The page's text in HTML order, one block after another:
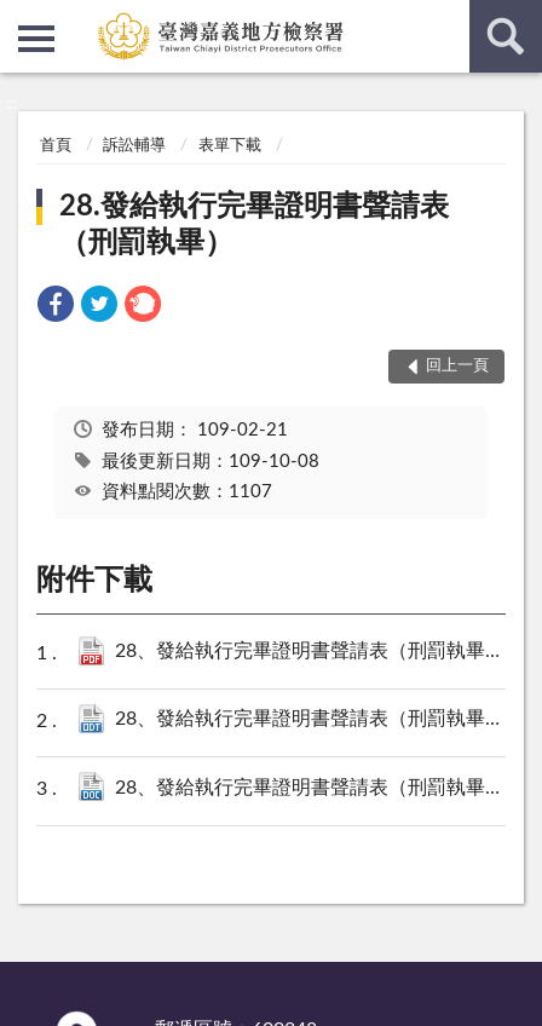
首頁 訴訟輔導 表單下載
28.發給執行完畢證明書聲請表
（刑罰執畢）
回上一頁
發布日期： 109-02-21
最後更新日期：109-10-08
資料點閱次數：1107
附件下載
28、發給執行完畢證明書聲請表（刑罰執畢）.pdf
28、發給執行完畢證明書聲請表（刑罰執畢）.odt
28、發給執行完畢證明書聲請表（刑罰執畢）.doc